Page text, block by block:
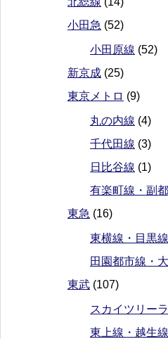
小田急 (52)
小田原線 (52)
新京成 (25)
東京メトロ (9)
丸の内線 (4)
千代田線 (3)
日比谷線 (1)
有楽町線・副
東急 (16)
東横線・目黒
田園都市線・
東武 (107)
スカイツリー
東上線・越生線